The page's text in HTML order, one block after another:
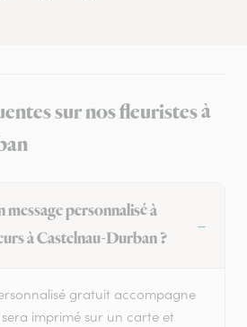
sur nos fleuristes à
personnalisé à
à Castelnau-Durban ?
gratuit accompagne
imprimé sur un carte et